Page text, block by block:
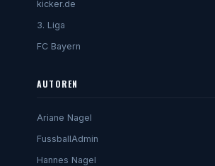
kicker.de
3. Liga
FC Bayern
AUTOREN
Ariane Nagel
FussballAdmin
Hannes Nagel